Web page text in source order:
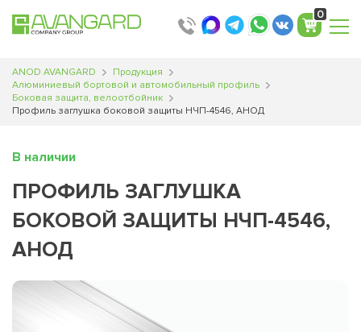
0
ANOD AVANGARD
Продукция
Алюминиевый бортовой и автомобильный профиль
Боковая защита, велоотбойник
Профиль заглушка боковой защиты НЧП-4546, АНОД
В наличии
ПРОФИЛЬ ЗАГЛУШКА
БОКОВОЙ ЗАЩИТЫ НЧП-4546,
АНОД